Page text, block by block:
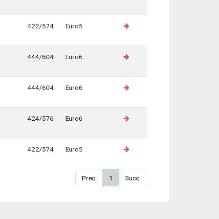
422/574 Euro5
444/604 Euro6
444/604 Euro6
424/576 Euro6
422/574 Euro5
Prec. 1 Succ.